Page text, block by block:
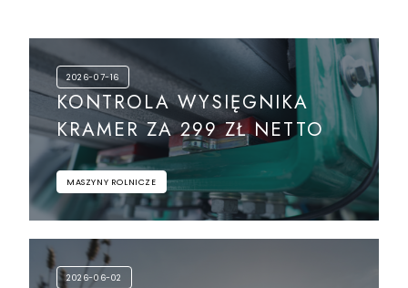
2026-07-16
KONTROLA WYSIĘGNIKA
KRAMER ZA 299 ZŁ NETTO
MASZYNY ROLNICZE
2026-06-02